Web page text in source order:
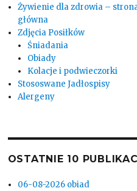
Żywienie dla zdrowia –
główna
Zdjęcia Posiłków
Śniadania
Obiady
Kolacje i podwieczorki
Stososwane Jadłospisy
Alergeny
OSTATNIE 10
06-08-2026 obiad